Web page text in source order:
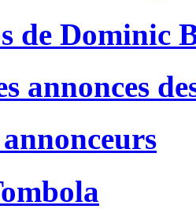
de Dominic
annonces